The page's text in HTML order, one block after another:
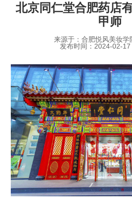
北京同仁堂合肥药店
甲师
来源于：合肥悦风美妆学
发布时间：2024-02-